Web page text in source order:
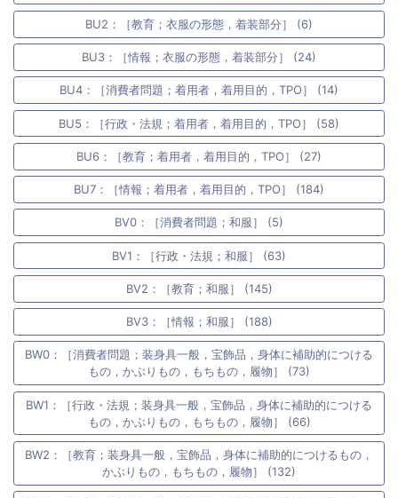
BU2：［教育；衣服の形態，着装部分］ (6)
BU3：［情報；衣服の形態，着装部分］ (24)
BU4：［消費者問題；着用者，着用目的，TPO］ (14)
BU5：［行政・法規；着用者，着用目的，TPO］ (58)
BU6：［教育；着用者，着用目的，TPO］ (27)
BU7：［情報；着用者，着用目的，TPO］ (184)
BV0：［消費者問題；和服］ (5)
BV1：［行政・法規；和服］ (63)
BV2：［教育；和服］ (145)
BV3：［情報；和服］ (188)
BW0：［消費者問題；装身具一般，宝飾品，身体に補助的につける
もの，かぶりもの，もちもの，履物］ (73)
BW1：［行政・法規；装身具一般，宝飾品，身体に補助的につける
もの，かぶりもの，もちもの，履物］ (66)
BW2：［教育；装身具一般，宝飾品，身体に補助的につけるもの，
かぶりもの，もちもの，履物］ (132)